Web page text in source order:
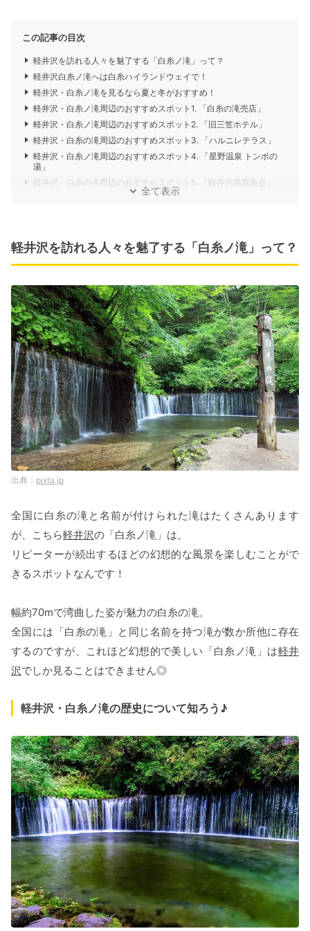
この記事の目次
軽井沢を訪れる人々を魅了する「白糸ノ滝」って？
軽井沢白糸ノ滝へは白糸ハイランドウェイで！
軽井沢・白糸ノ滝を見るなら夏と冬がおすすめ！
軽井沢・白糸ノ滝周辺のおすすめスポット1. 「白糸の滝売店」
軽井沢・白糸ノ滝周辺のおすすめスポット2. 「旧三笠ホテル」
軽井沢・白糸の滝周辺のおすすめスポット3. 「ハルニレテラス」
軽井沢・白糸ノ滝周辺のおすすめスポット4. 「星野温泉 トンボの
湯」
軽井沢・白糸の滝周辺のおすすめスポット5. 「軽井沢高原教会」
全て表示
軽井沢を訪れる人々を魅了する「白糸ノ滝」って？
pixta.jp
全国に白糸の滝と名前が付けられた滝はたくさんあります
が、こちら軽井沢の「白糸ノ滝」は、
リピーターが続出するほどの幻想的な風景を楽しむことがで
きるスポットなんです！
幅約70mで湾曲した姿が魅力の白糸の滝。
全国には「白糸の滝」と同じ名前を持つ滝が数か所他に存在
するのですが、これほど幻想的で美しい「白糸ノ滝」は軽井
沢でしか見ることはできません◎
軽井沢・白糸ノ滝の歴史について知ろう♪